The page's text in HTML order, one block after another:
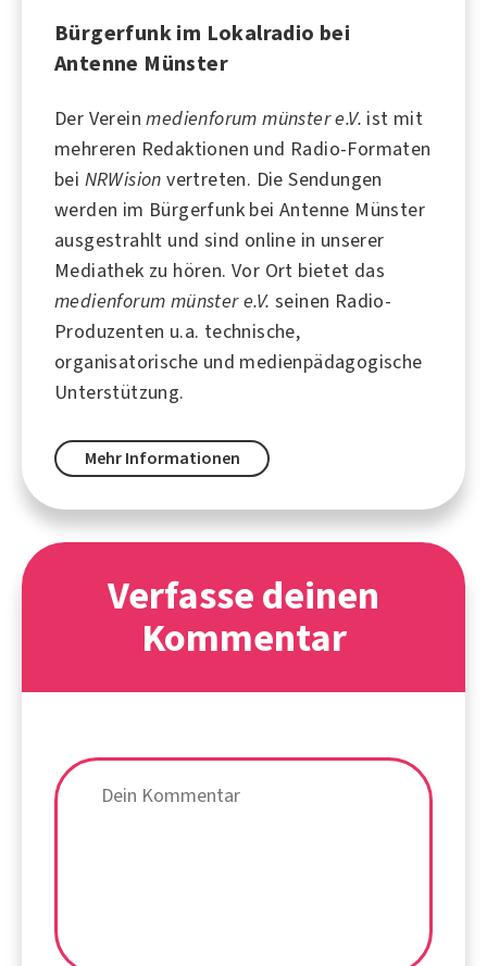
Bürgerfunk im Lokalradio bei
Antenne Münster
Der Vereinmedienforum münster e.V. ist mit
mehreren Redaktionen und Radio-Formaten
bei NRWision vertreten. Die Sendungen
werden im Bürgerfunk bei Antenne Münster
ausgestrahlt und sind online in unserer
Mediathek zu hören. Vor Ort bietet das
medienforum münster e.V. seinen Radio-
Produzenten u.a. technische,
organisatorische und medienpädagogische
Unterstützung.
Mehr Informationen
Verfasse deinen
Kommentar